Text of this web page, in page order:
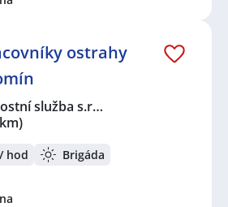
ostrahy
služba s.r…
hod Brigáda